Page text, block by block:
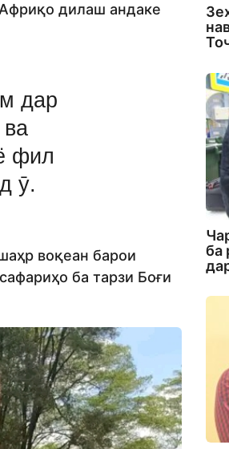
дилаш андаке
дар
ва
фил
ӯ.
воқеан барои
ба тарзи Боғи
ба